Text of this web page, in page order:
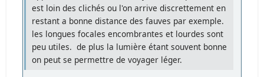
est loin des clichés ou l'on arrive discrettement en
restant a bonne distance des fauves par exemple.
les longues focales encombrantes et lourdes sont
peu utiles. de plus la lumière étant souvent bonne
on peut se permettre de voyager léger.